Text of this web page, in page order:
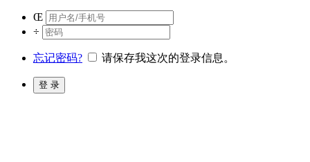
Œ
÷
忘记密码? 请保存我这次的登录信息。